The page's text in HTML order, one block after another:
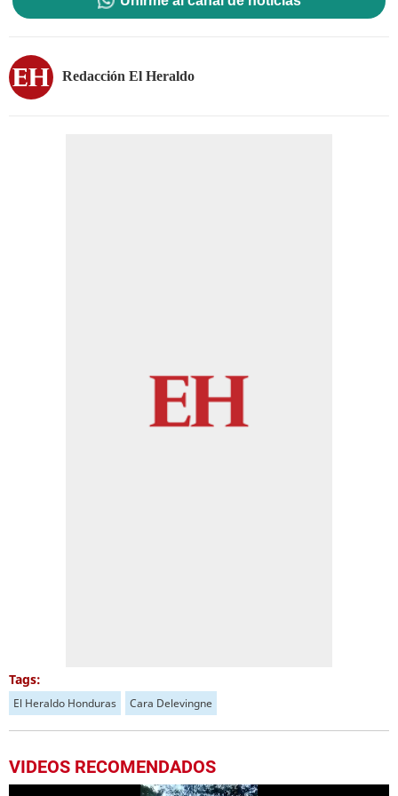
Redacción El Heraldo
Tags:
El Heraldo Honduras Cara Delevingne
VIDEOS RECOMENDADOS